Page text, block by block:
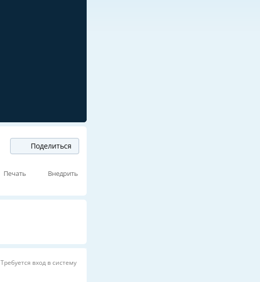
Поделиться
Печать Внедрить
Требуется вход в систему